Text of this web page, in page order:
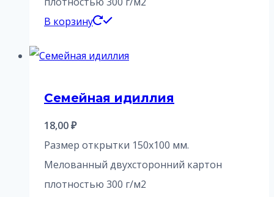
В корзину
Семейная идиллия
18,00₽
Размер открытки 150х100 мм.
Мелованный двухсторонний картон
плотностью 300 г/м2